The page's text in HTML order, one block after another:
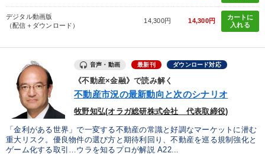
デジタル動画版
（配信＋ダウンロード）
14,300円 14,300円
カートに
入れる
音声・動画 最新刊 ダウンロード対応
《不動産×金融》で読み解く
不動産市況の最新動向と次のシナリオ
牧野知弘(オラガ総研株式会社 代表取締役)
「金利がある世界」で一変する不動産の常識と好調なマーケットに潜む
重大リスク。優良物件の選び方と期待利回り、不動産を巡る規制強化と
ゲーム化する取引…ウラを知るプロが解説 A22...